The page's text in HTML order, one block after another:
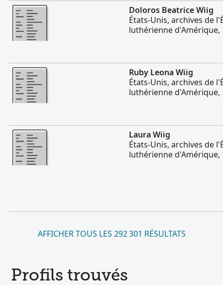
Plus
Doloros Beatrice Wiig
États-Unis, archives de
luthérienne d'Amérique,
Plus
Ruby Leona Wiig
États-Unis, archives de
luthérienne d'Amérique,
Plus
Laura Wiig
États-Unis, archives de
luthérienne d'Amérique,
AFFICHER TOUS LES 292 301 RÉSULTATS
Profils trouvés